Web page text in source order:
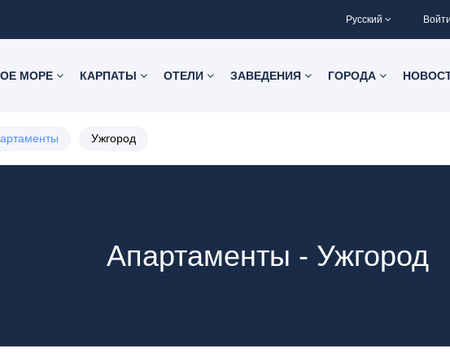
Русский Войти
МОРЕ КАРПАТЫ ОТЕЛИ ЗАВЕДЕНИЯ ГОРОДА
Ужгород
Апартаменты - Ужгород